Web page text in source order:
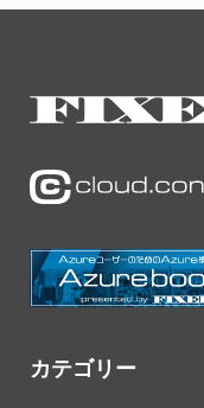
カテゴリー